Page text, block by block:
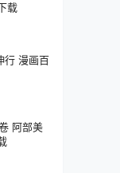
载
行 漫画百